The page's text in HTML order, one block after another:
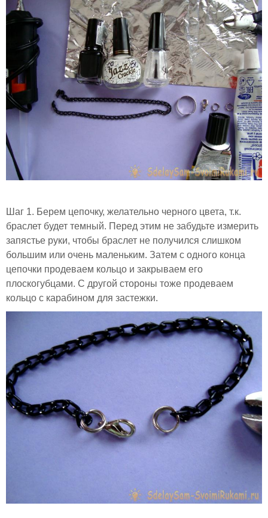
Шаг 1. Берем цепочку, желательно черного цвета, т.к.
браслет будет темный. Перед этим не забудьте измерить
запястье руки, чтобы браслет не получился слишком
большим или очень маленьким. Затем с одного конца
цепочки продеваем кольцо и закрываем его
плоскогубцами. С другой стороны тоже продеваем
кольцо с карабином для застежки.